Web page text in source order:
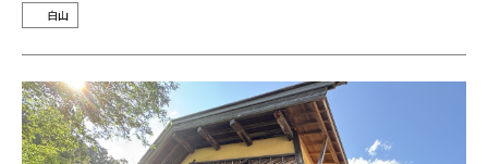
白山